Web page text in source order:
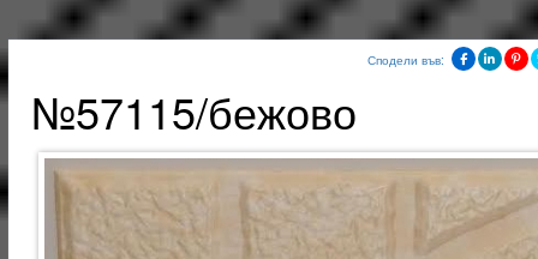
Сподели във:
№57115/бежово